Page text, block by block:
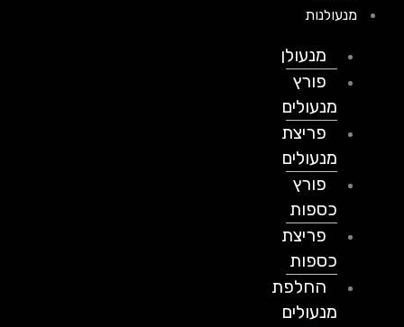
מנעולנות
מנעולן
פורץ
מנעולים
פריצת
מנעולים
פורץ
כספות
פריצת
כספות
החלפת
מנעולים